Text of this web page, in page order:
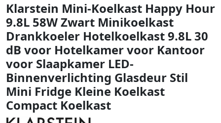
Klarstein Mini-Koelkast Happy Hour
9.8L 58W Zwart Minikoelkast
Drankkoeler Hotelkoelkast 9.8L 30
dB voor Hotelkamer voor Kantoor
voor Slaapkamer LED-
Binnenverlichting Glasdeur Stil
Mini Fridge Kleine Koelkast
Compact Koelkast